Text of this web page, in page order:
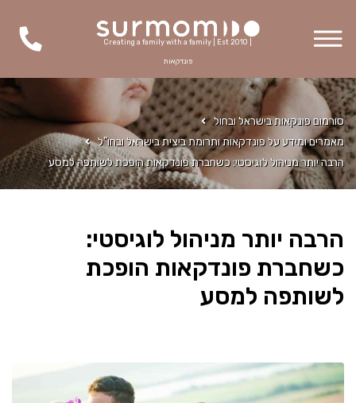
Creating a family with a family | Est 2010 |
פונדקאות
סורמום פונקאות בישראל ובחול
מאמרים ומידע על פונדקאות ותרומת ביצית בישראל ובחו"ל
הרבה יותר מניהול לוגיסטי: כשחברת פונדקאות הופכת לשותפה למסע
הרבה יותר מניהול לוגיסטי:
כשחברת פונדקאות הופכת
לשותפה למסע